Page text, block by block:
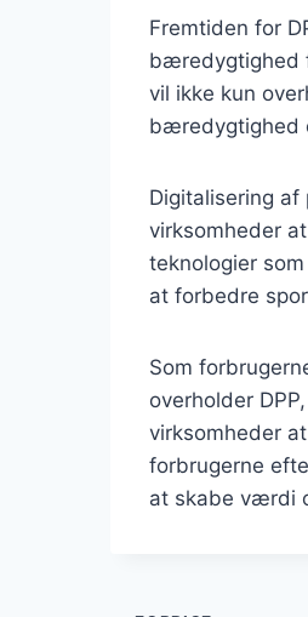
Fremtiden for
bæredygtighed
vil ikke kun
bæredygtighed
Digitalisering
virksomheder
teknologier
at forbedre
Som
overholder
virksomheder
forbrugerne
at skabe værdi